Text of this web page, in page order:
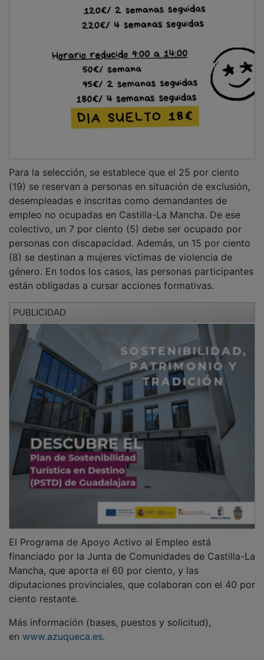
(19) se reservan a personas en situación de exclusión,
desempleadas e inscritas como demandantes de
empleo no ocupadas en Castilla-La Mancha. De ese
colectivo, un 7 por ciento (5) debe ser ocupado por
personas con discapacidad. Además, un 15 por ciento
(8) se destinan a mujeres víctimas de violencia de
género. En todos los casos, las personas participantes
están obligadas a cursar acciones formativas.
financiado por la Junta de Comunidades de Castilla-La
Mancha, que aporta el 60 por ciento, y las
diputaciones provinciales, que colaboran con el 40 por
ciento restante.
enwww.azuqueca.es.